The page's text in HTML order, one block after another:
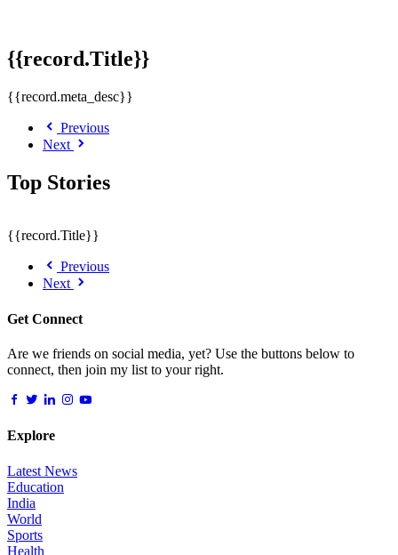
{{record.Title}}
{{record.meta_desc}}
Previous
Next
Top Stories
{{record.Title}}
Previous
Next
Get Connect
Are we friends on social media, yet? Use the buttons below to
connect, then join my list to your right.
Explore
Latest News
Education
India
World
Sports
Health